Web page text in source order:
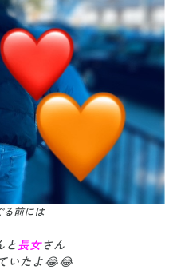
る前には
と長女さん
いたよ😂😂